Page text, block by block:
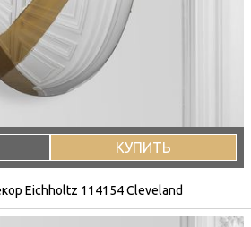
КУПИТЬ
Eichholtz 114154 Cleveland